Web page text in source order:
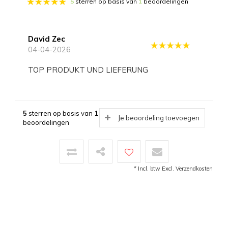
David Zec
04-04-2026
TOP PRODUKT UND LIEFERUNG
5 sterren op basis van 1
beoordelingen
Je beoordeling toevoegen
* Incl. btw Excl. Verzendkosten